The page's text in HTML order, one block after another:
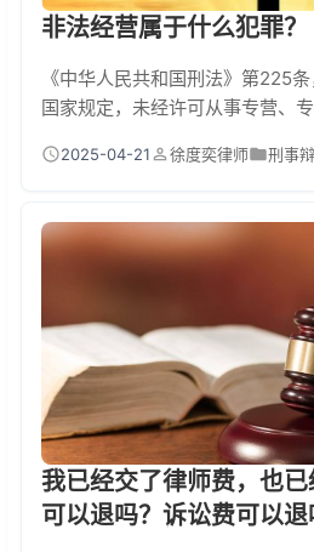
非法经营属于什么犯罪？
《中华人民共和国刑法》第225
国家规定，未经许可从事专营、
坏国家对特定领域的经济管理制
定、具有经营行为、达到"情节严
年有期徒刑并处罚金，在司法实
庄、非法放贷、倒卖票证等行为
2025-04-21 徐度奕律师 刑事
我已经交了律师费，也
可以退吗？诉讼费可以退